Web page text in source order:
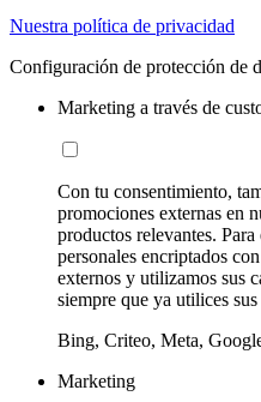
Nuestra política de privacidad
Configuración de protección de
Marketing a través de
Con tu consentimiento,
promociones externas en
productos relevantes.
personales encriptados
externos y utilizamos sus
siempre que ya utilices
Bing, Criteo, Meta,
Marketing